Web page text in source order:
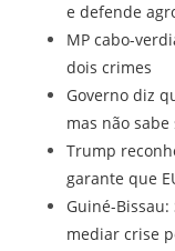
e defende
MP cabo-
dois crimes
Governo diz
mas não
Trump
garante que
Guiné-
mediar crise